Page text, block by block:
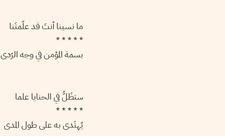
ما نسينا أنتَ قد علّمتَنا
* * * * *
بسمة المؤمن في وجه الرّدى
ستظَلُّ في الحنايا علما
* * * * *
يُهتَدى به على طول المدى